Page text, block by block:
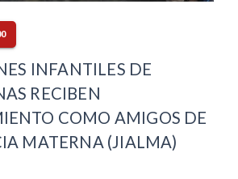
INFANTILES DE
RECIBEN
COMO AMIGOS DE
MATERNA (JIALMA)